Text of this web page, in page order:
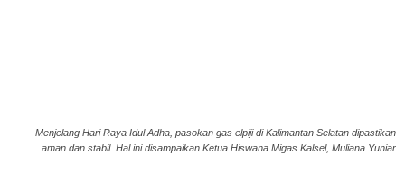
Menjelang Hari Raya Idul Adha, pasokan gas elpiji di Kalimantan Selatan dipastikan
aman dan stabil. Hal ini disampaikan Ketua Hiswana Migas Kalsel, Muliana Yuniar